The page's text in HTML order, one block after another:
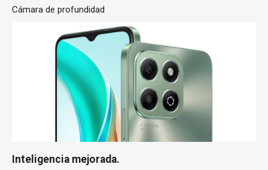
Cámara de profundidad
Inteligencia mejorada.